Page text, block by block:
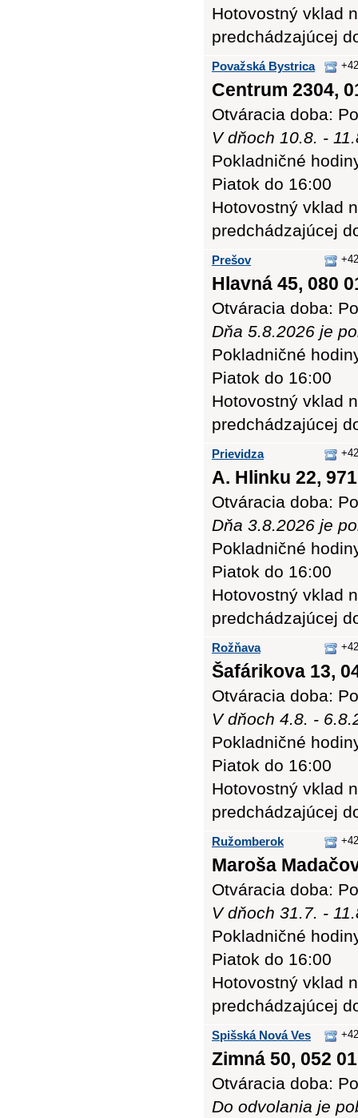
Hotovostný vklad
predchádzajúcej
Považská Bystrica
Centrum 2304,
Otváracia doba:
V dňoch 10.8. -
Pokladničné
Piatok do 16:00
Hotovostný vklad
predchádzajúcej
Prešov
Hlavná 45, 080
Otváracia doba:
Dňa 5.8.2026 je
Pokladničné
Piatok do 16:00
Hotovostný vklad
predchádzajúcej
Prievidza
A. Hlinku 22,
Otváracia doba:
Dňa 3.8.2026 je
Pokladničné
Piatok do 16:00
Hotovostný vklad
predchádzajúcej
Rožňava
Šafárikova 13,
Otváracia doba:
V dňoch 4.8. -
Pokladničné
Piatok do 16:00
Hotovostný vklad
predchádzajúcej
Ružomberok
Maroša
Otváracia doba:
V dňoch 31.7. -
Pokladničné
Piatok do 16:00
Hotovostný vklad
predchádzajúcej
Spišská Nová Ves
Zimná 50, 052 01
Otváracia doba:
Do odvolania je